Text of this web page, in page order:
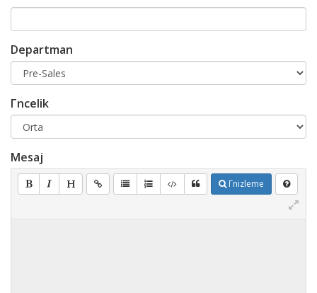
Departman
Γncelik
Mesaj
Γnizleme